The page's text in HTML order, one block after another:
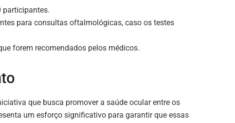
participantes.
para consultas oftalmológicas, caso os testes
forem recomendados pelos médicos.
que busca promover a saúde ocular entre os
um esforço significativo para garantir que essas